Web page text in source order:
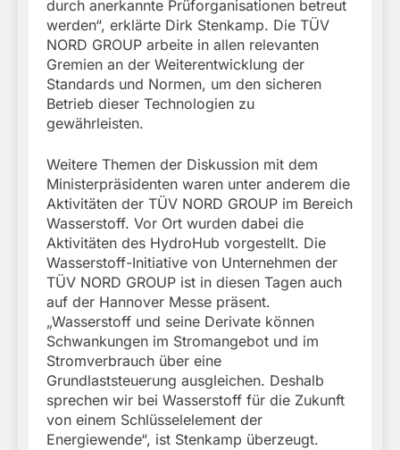
durch anerkannte Prüforganisationen betreut
werden“, erklärte Dirk Stenkamp. Die TÜV
NORD GROUP arbeite in allen relevanten
Gremien an der Weiterentwicklung der
Standards und Normen, um den sicheren
Betrieb dieser Technologien zu
gewährleisten.
Weitere Themen der Diskussion mit dem
Ministerpräsidenten waren unter anderem die
Aktivitäten der TÜV NORD GROUP im Bereich
Wasserstoff. Vor Ort wurden dabei die
Aktivitäten des HydroHub vorgestellt. Die
Wasserstoff-Initiative von Unternehmen der
TÜV NORD GROUP ist in diesen Tagen auch
auf der Hannover Messe präsent.
„Wasserstoff und seine Derivate können
Schwankungen im Stromangebot und im
Stromverbrauch über eine
Grundlaststeuerung ausgleichen. Deshalb
sprechen wir bei Wasserstoff für die Zukunft
von einem Schlüsselelement der
Energiewende“, ist Stenkamp überzeugt.